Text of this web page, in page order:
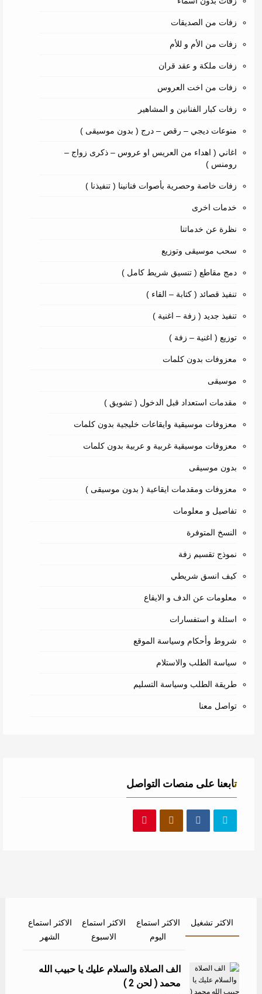
زفات من الصديقات
زفات من الأم و للأم
زفات ملكة و عقد قران
زفات من اخت العروس
زفات كبار الفنانين و المشاهير
منوعات ديجي – رقص – درج ( بدون موسيقى )
اغاني ( اهداء من العريس او عروس – ذكرى زواج –
رومنس )
زفات خاصة وحصرية بأصوات فنانينا ( تنفيذنا )
خدمات اخرى
نظرة عن خدماتنا
سحب موسيقى وتوزيع
دمج مقاطع ( تنسيق شريط كامل )
تنفيذ قصائد ( كتابة – القاء )
تنفيذ جديد ( زفة – اغنية )
توزيع ( اغنية – زفة )
معزوفات بدون كلمات
موسيقى
مقدمات استعداد قبل الدخول ( تشويق )
معزوفات موسيقية وايقاعات خليجية بدون كلمات
معزوفات موسيقية غربية و عربية بدون كلمات
بدون موسيقى
معزوفات ومقدمات ايقاعية ( بدون موسيقى )
تفاصيل و معلومات
النسخ المتوفرة
نموذج تقسيم زفة
كيف انسق شريطي
معلومات عن الدف و الايقاع
اسئلة و استفسارات
شروط وأحكام وسياسة الموقع
سياسة الطلب والاستلام
طريقة الطلب وسياسة التسليم
تواصل معنا
تابعنا على منصات التواصل
الاكثر تشغيل
الاكثر استماع
اليوم
الاكثر استماع
الاسبوع
الاكثر استماع
الشهر
الف الصلاة والسلام عليك يا حبيب الله
محمد ( لحن 2 )